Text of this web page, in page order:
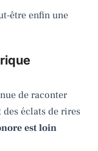
être enfin une
de raconter
éclats de rires
est loin